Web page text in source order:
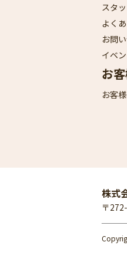
スタ
よく
お問
イベ
お
お客
株式
〒